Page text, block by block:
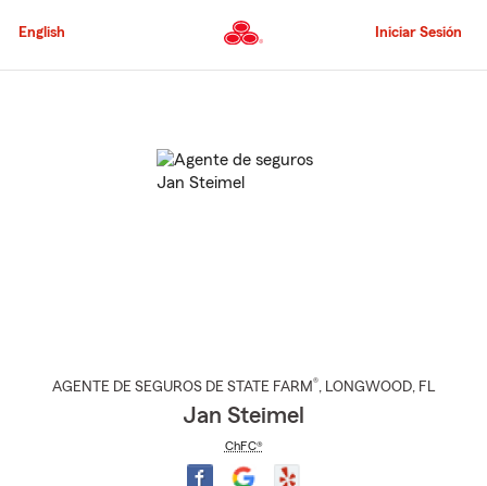
al
principal
English Iniciar Sesión
AGENTE DE SEGUROS DE STATE FARM®, LONGWOOD, FL
Jan Steimel
ChFC®